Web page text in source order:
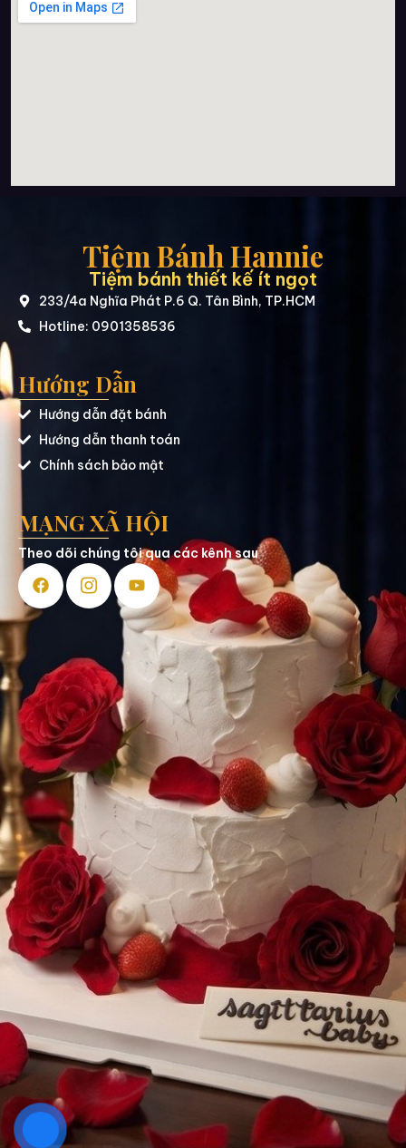
Tiệm Bánh Hannie
Tiệm bánh thiết kế ít ngọt
233/4a Nghĩa Phát P.6 Q. Tân Bình, TP.HCM
Hotline: 0901358536
Hướng Dẫn
Hướng dẫn đặt bánh
Hướng dẫn thanh toán
Chính sách bảo mật
MẠNG XÃ HỘI
Theo dõi chúng tôi qua các kênh sau